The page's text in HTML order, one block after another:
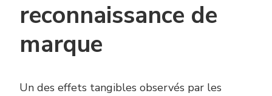
reconnaissance de
marque
Un des effets tangibles observés par les